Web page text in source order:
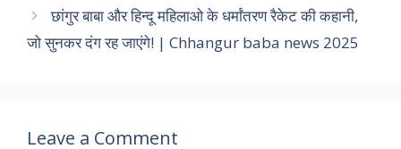
छांगुर बाबा और हिन्दू महिलाओ के धर्मांतरण रैकेट की कहानी,
जो सुनकर दंग रह जाएंगे! | Chhangur baba news 2025
Leave a Comment